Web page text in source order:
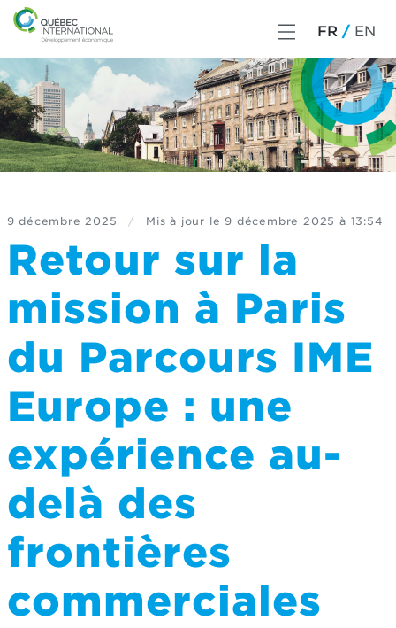
FR EN
9 décembre 2025 / Mis à jour le 9 décembre 2025 à 13:54
Retour sur la
mission à Paris
du Parcours IME
Europe : une
expérience au-
delà des
frontières
commerciales